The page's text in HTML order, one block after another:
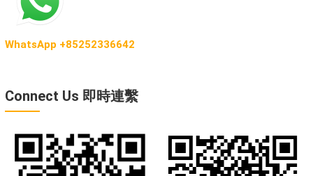
WhatsApp +85252336642
Connect Us 即時連繫